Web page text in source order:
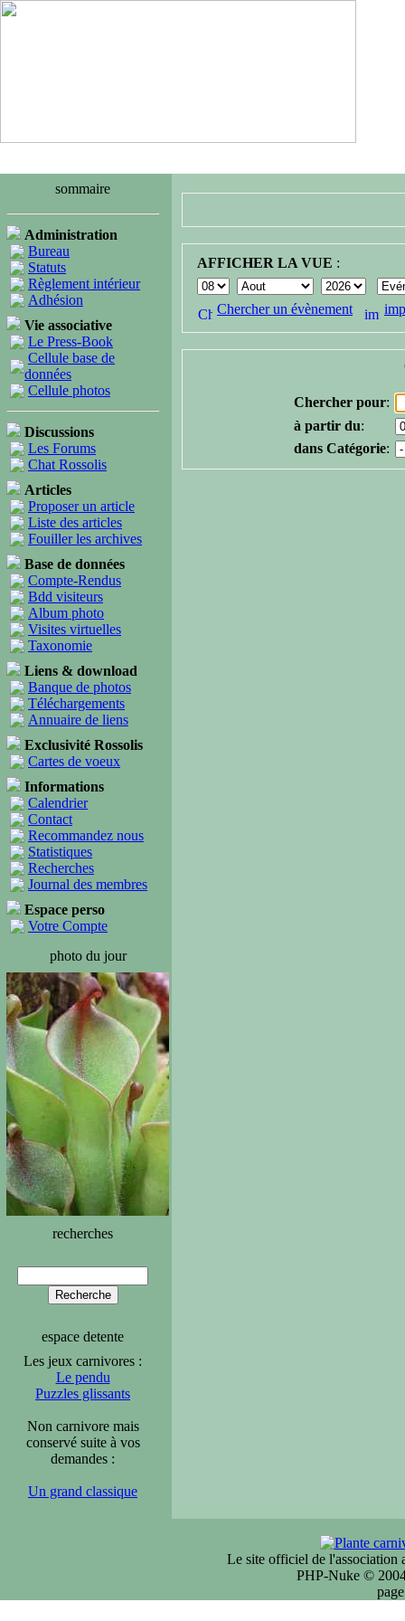
sommaire
Administration
Bureau
Statuts
Règlement intérieur
Adhésion
Vie associative
Le Press-Book
Cellule base de
données
Cellule photos
Discussions
Les Forums
Chat Rossolis
Articles
Proposer un article
Liste des articles
Fouiller les archives
Base de données
Compte-Rendus
Bdd visiteurs
Album photo
Visites virtuelles
Taxonomie
Liens & download
Banque de photos
Téléchargements
Annuaire de liens
Exclusivité Rossolis
Cartes de voeux
Informations
Calendrier
Contact
Recommandez nous
Statistiques
Recherches
Journal des membres
Espace perso
Votre Compte
photo du jour
recherches
espace detente
Les jeux carnivores :
Le pendu
Puzzles glissants
Non carnivore mais
conservé suite à vos
demandes :
Un grand classique
AFFICHER LA VUE :
Chercher un évènement
Chercher pour:
à partir du:
dans Catégorie:
Le site officiel de l'association
PHP-Nuke ©